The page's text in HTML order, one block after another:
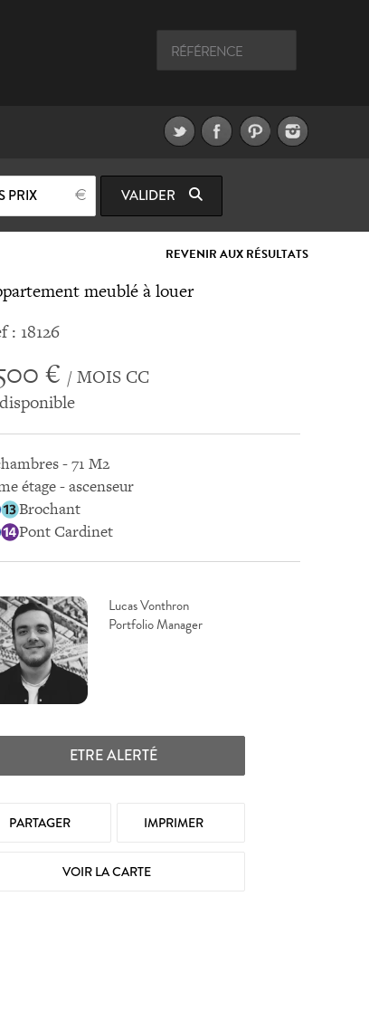
PRIX VALIDER
REVENIR AUX RÉSULTATS
meublé à louer
: 18126
€ / MOIS CC
- 71 M2
étage - ascenseur
Brochant
Pont Cardinet
Lucas Vonthron
Portfolio Manager
ETRE ALERTÉ
PARTAGER IMPRIMER
VOIR LA CARTE